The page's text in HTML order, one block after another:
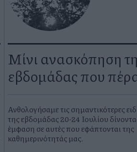
Μίνι ανασκόπηση
εβδομάδας που
Ανθολογήσαμε τις σημαντικότερες
της εβδομάδας 20-24 Ιουλίου
έμφαση σε αυτές που εφάπτονται της
καθημερινότητάς μας.